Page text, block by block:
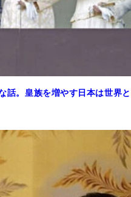
話。皇族を増やす日本は世界と